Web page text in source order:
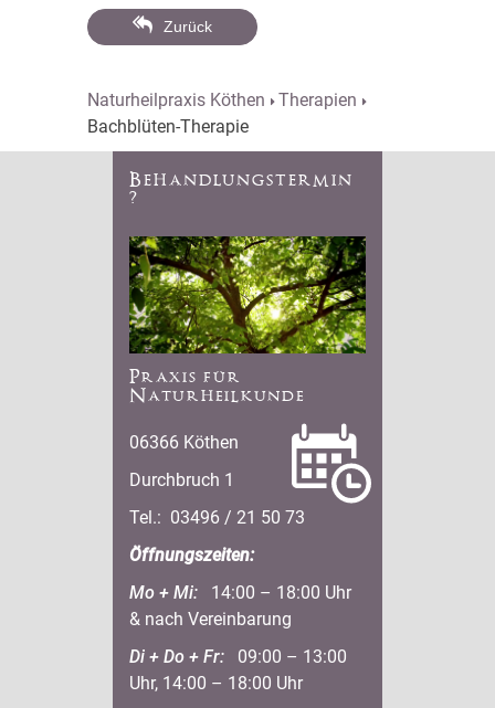
Zurück
Naturheilpraxis Köthen
Therapien
Bachblüten-Therapie
Behandlungstermin
?
Praxis für
Naturheilkunde
06366 Köthen
Durchbruch 1
Tel.: 03496 / 21 50 73
Öffnungszeiten:
Mo + Mi: 14:00 – 18:00 Uhr
& nach Vereinbarung
Di + Do + Fr: 09:00 – 13:00
Uhr, 14:00 – 18:00 Uhr